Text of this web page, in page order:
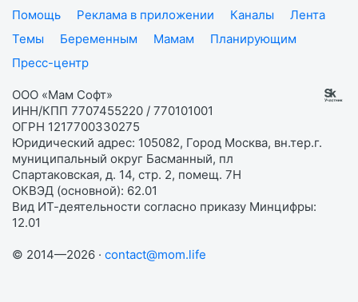
Помощь
Реклама в приложении Каналы
Лента
Темы
Беременным Мамам
Планирующим
Пресс-центр
ООО «Мам Софт»
ИНН/КПП 7707455220 / 770101001
ОГРН 1217700330275
Юридический адрес: 105082, Город Москва, вн.тер.г.
муниципальный округ Басманный, пл
Спартаковская, д. 14, стр. 2, помещ. 7Н
ОКВЭД (основной): 62.01
Вид ИТ-деятельности согласно приказу Минцифры:
12.01
© 2014—2026 · contact@mom.life